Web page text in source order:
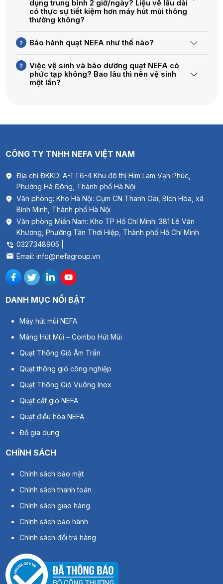
Tốc độ 1 số – 2.600V/Phút
Lưu lượng gió
Áp suất
Độ ồn 38db
Kích thước
Diện tích sử dụng 15-20m2
Nơi sản xuất
Năm ra mắt 2022
3. Công Nghệ và Tính Năng Nổi Bật Quạt thông
gió hút mùiNEFA HF150
3.1 Động cơ lõi đồng 100%
Quạt thông gió hút mùi
đồng nguyên chất, giúp quạt vận hành ổn định, sinh nhiệt thấp
và tiết kiệm điện năng. Cấu trúc lõi đồng giúp
thiết bị vàgiảm tiếng ồn đáng kể
văn phòng.
dụng trung bình 2 giờ/ngày? Liệu về lâu dài
có thực sự tiết kiệm hơn máy hút mùi thông
thường không?
Bảo hành quạt NEFA như thế nào?
Việc vệ sinh và bảo dưỡng quạt NEFA có
phức tạp không? Bao lâu thì nên vệ sinh
một lần?
CÔNG TY TNHH NEFA VIỆT NAM
Địa chỉ ĐKKD: A-TT6-4 Khu đô thị Him Lam Vạn Phúc,
Phường Hà Đông, Thành phố Hà Nội
Văn phòng: Kho Hà Nội: Cụm CN Thanh Oai, Bích Hòa, xã
Bình Minh, Thành phố Hà Nội
Văn phòng Miền Nam: Kho TP Hồ Chí Minh: 381 Lê Văn
Khương, Phường Tân Thới Hiệp, Thành phố Hồ Chí Minh
0327348905 |
Email: info@nefagroup.vn
DANH MỤC NỔI BẬT
Máy hút mùi NEFA
Máng Hút Mùi – Combo Hút Mùi
Quạt Thông Gió Âm Trần
Quạt thông gió công nghiệp
Quạt Thông Gió Vuông Inox
Quạt cắt gió NEFA
Quạt điều hòa NEFA
Đồ gia dụng
CHÍNH SÁCH
Chính sách bảo mật
Chính sách thanh toán
Chính sách giao hàng
Chính sách bảo hành
Chính sách đổi trả hàng